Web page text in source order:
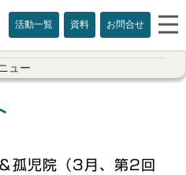
活動一覧 資料 お問合せ
ュー
孤児院（3月、第2回